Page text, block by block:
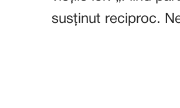
susținut reciproc.